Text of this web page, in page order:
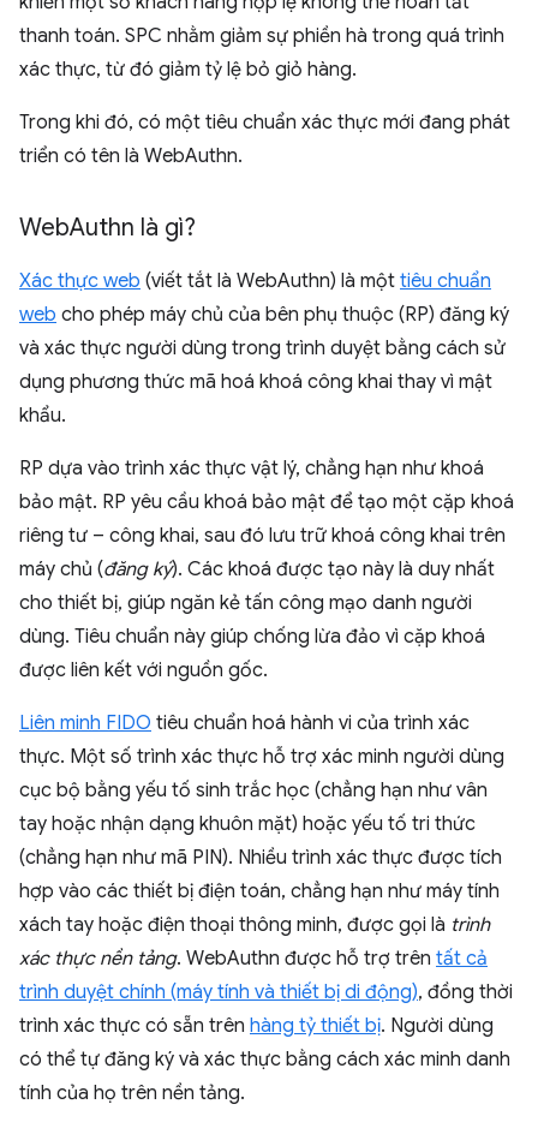
thanh toán. SPC nhằm giảm sự phiền hà trong quá trình
xác thực, từ đó giảm tỷ lệ bỏ giỏ hàng.
Trong khi đó, có một tiêu chuẩn xác thực mới đang phát
triển có tên là WebAuthn.
WebAuthn là gì?
Xác thực web (viết tắt là WebAuthn) là một tiêu chuẩn
web cho phép máy chủ của bên phụ thuộc (RP) đăng ký
và xác thực người dùng trong trình duyệt bằng cách sử
dụng phương thức mã hoá khoá công khai thay vì mật
khẩu.
RP dựa vào trình xác thực vật lý, chẳng hạn như khoá
bảo mật. RP yêu cầu khoá bảo mật để tạo một cặp khoá
riêng tư – công khai, sau đó lưu trữ khoá công khai trên
máy chủ (đăng ký). Các khoá được tạo này là duy nhất
cho thiết bị, giúp ngăn kẻ tấn công mạo danh người
dùng. Tiêu chuẩn này giúp chống lừa đảo vì cặp khoá
được liên kết với nguồn gốc.
Liên minh FIDO tiêu chuẩn hoá hành vi của trình xác
thực. Một số trình xác thực hỗ trợ xác minh người dùng
cục bộ bằng yếu tố sinh trắc học (chẳng hạn như vân
tay hoặc nhận dạng khuôn mặt) hoặc yếu tố tri thức
(chẳng hạn như mã PIN). Nhiều trình xác thực được tích
hợp vào các thiết bị điện toán, chẳng hạn như máy tính
xách tay hoặc điện thoại thông minh, được gọi là trình
xác thực nền tảng. WebAuthn được hỗ trợ trên tất cả
trình duyệt chính (máy tính và thiết bị di động), đồng thời
trình xác thực có sẵn trên hàng tỷ thiết bị. Người dùng
có thể tự đăng ký và xác thực bằng cách xác minh danh
tính của họ trên nền tảng.